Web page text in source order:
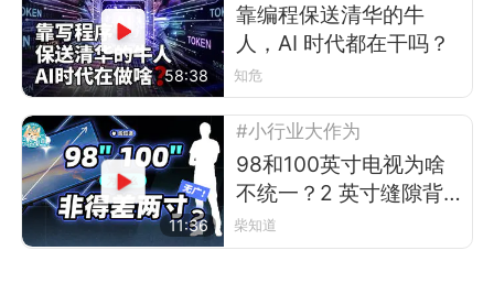
58:38
靠编程保送清华的牛
人，AI 时代都在干吗？
知危
11:36
#小行业大作为
98和100英寸电视为啥
不统一？2 英寸缝隙背
后的行业故事
柴知道